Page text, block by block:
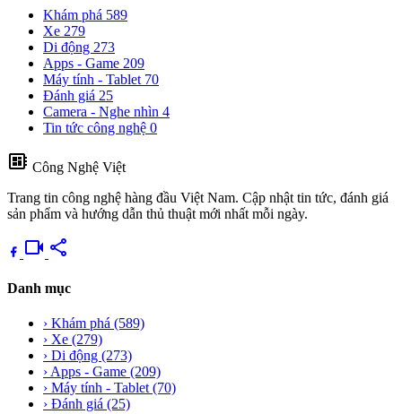
Khám phá 589
Xe 279
Di động 273
Apps - Game 209
Máy tính - Tablet 70
Đánh giá 25
Camera - Nghe nhìn 4
Tin tức công nghệ 0
developer_board Công Nghệ Việt
Trang tin công nghệ hàng đầu Việt Nam. Cập nhật tin tức, đánh giá
sản phẩm và hướng dẫn thủ thuật mới nhất mỗi ngày.
videocam share
Danh mục
› Khám phá (589)
› Xe (279)
› Di động (273)
› Apps - Game (209)
› Máy tính - Tablet (70)
› Đánh giá (25)